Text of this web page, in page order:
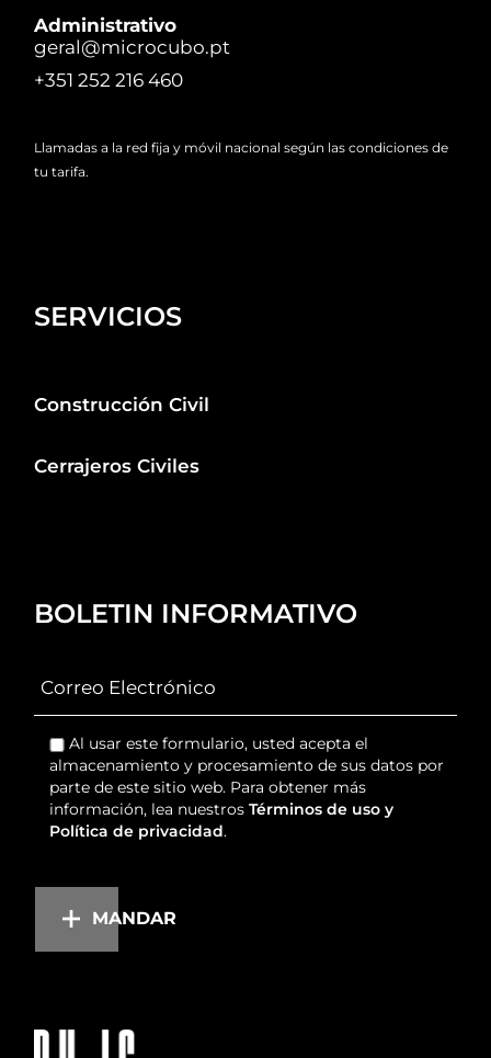
Administrativo
geral@microcubo.pt
+351 252 216 460
Llamadas a la red fija y móvil nacional según las condiciones de
tu tarifa.
SERVICIOS
Construcción Civil
Cerrajeros Civiles
BOLETIN INFORMATIVO
Al usar este formulario, usted acepta el
almacenamiento y procesamiento de sus datos por
parte de este sitio web. Para obtener más
información, lea nuestrosTérminos de uso y
Política de privacidad.
MANDAR